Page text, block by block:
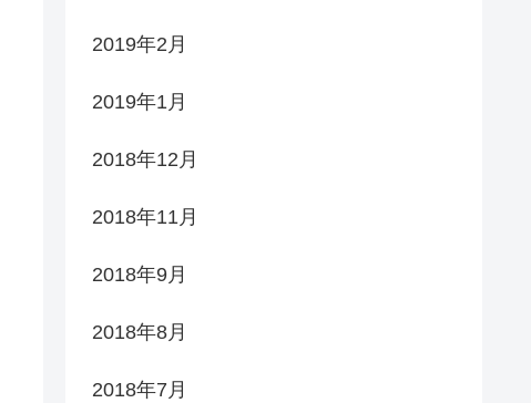
2019年2月
2019年1月
2018年12月
2018年11月
2018年9月
2018年8月
2018年7月